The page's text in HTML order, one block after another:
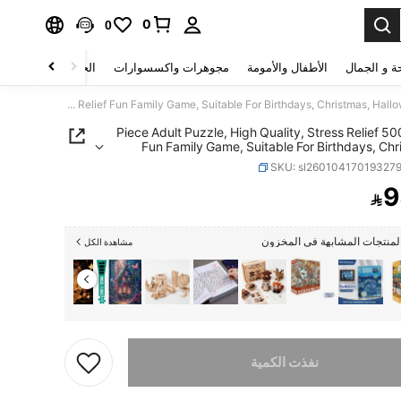
0
0
و الجمال الأطفال والأمومة مجوهرات واكسسوارات الحقائب والأمتعة
500/1000 Piece Adult Puzzle, High Quality, Stress Relief Fun Family Game, Suitable For Birthdays, Christmas, Halloween, Best Gift, Deeply Loved By Puzzle Enthusiasts
500/1000 Piece Adult Puzzle, High Quality, Stress Relief
Fun Family Game, Suitable For Birthdays,
Halloween, Best Gift, Deeply Loved By Puzzle
SKU:
PRICE AND 
المشابهة في المخزون مشاهدة الكل
نفذت الكمية
بيع هذا المنتج.